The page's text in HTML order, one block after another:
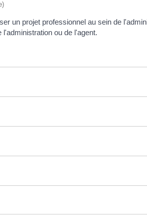
un projet professionnel au sein de
ou de l'agent.